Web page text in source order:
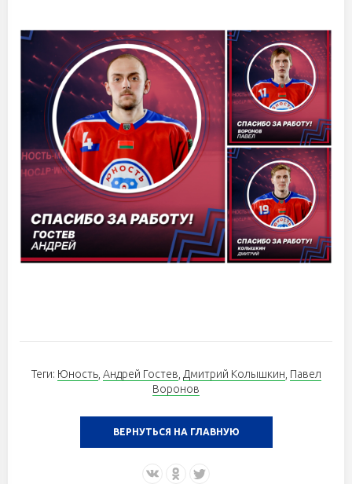
Теги: Юность, Андрей Гостев Дмитрий Колышкин Павел
Воронов
ВЕРНУТЬСЯ НА ГЛАВНУЮ